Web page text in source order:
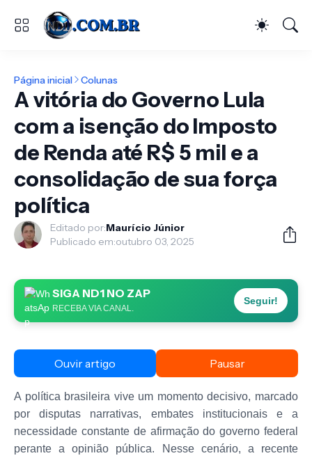
Página inicial Colunas
A vitória do Governo Lula
com a isenção do Imposto
de Renda até R$ 5 mil e a
consolidação de sua força
política
Editado por:Maurício Júnior
Publicado em:outubro 03, 2025
SIGA ND1 NO ZAP
RECEBA VIA CANAL.
Seguir!
Ouvir artigo Pausar
A política brasileira vive um momento decisivo, marcado
por disputas narrativas, embates institucionais e a
necessidade constante de afirmação do governo federal
perante a opinião pública. Nesse cenário, a recente